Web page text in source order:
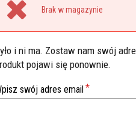
Brak w magazynie
i ni ma. Zostaw nam swój
pojawi się ponownie.
swój adres email